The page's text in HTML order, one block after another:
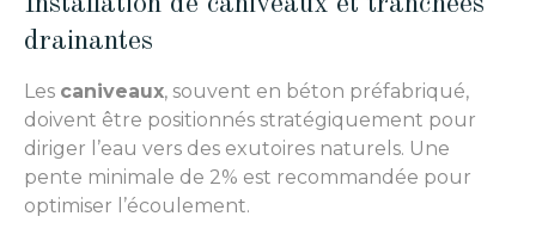
drainantes
Les caniveaux, souvent en béton préfabriqué,
doivent être positionnés stratégiquement pour
diriger l’eau vers des exutoires naturels. Une
pente minimale de 2% est recommandée pour
optimiser l’écoulement.